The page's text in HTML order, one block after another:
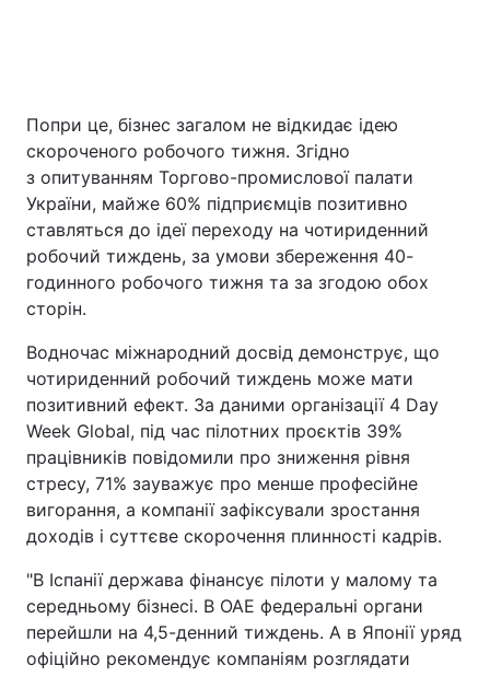
Попри це, бізнес загалом не відкидає ідею
скороченого робочого тижня. Згідно
з опитуванням Торгово-промислової палати
України, майже 60% підприємців позитивно
ставляться до ідеї переходу на чотириденний
робочий тиждень, за умови збереження 40-
годинного робочого тижня та за згодою обох
сторін.
Водночас міжнародний досвід демонструє, що
чотириденний робочий тиждень може мати
позитивний ефект. За даними організації 4 Day
Week Global, під час пілотних проєктів 39%
працівників повідомили про зниження рівня
стресу, 71% зауважує про менше професійне
вигорання, а компанії зафіксували зростання
доходів і суттєве скорочення плинності кадрів.
"В Іспанії держава фінансує пілоти у малому та
середньому бізнесі. В ОАЕ федеральні органи
перейшли на 4,5-денний тиждень. А в Японії уряд
офіційно рекомендує компаніям розглядати